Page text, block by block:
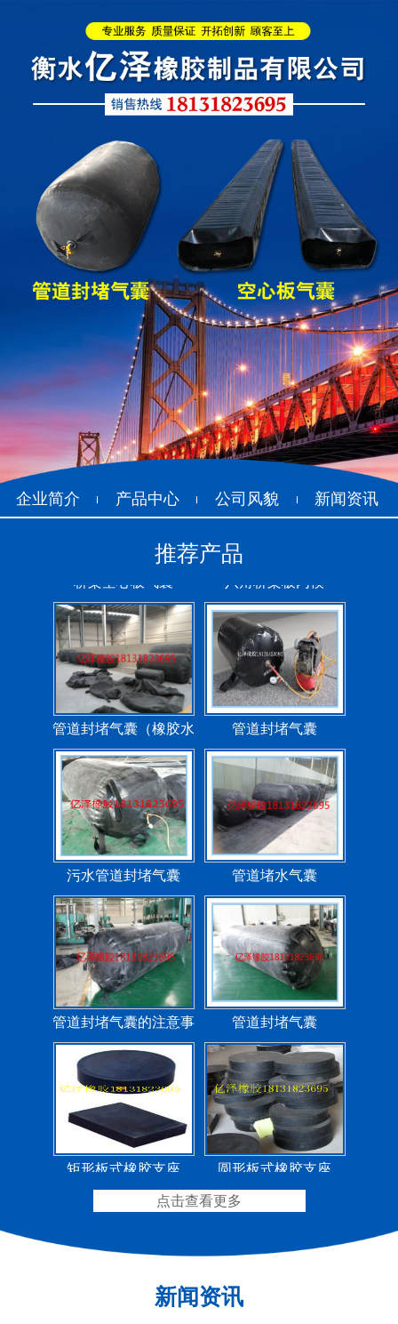
企业简介 产品中心 公司风貌 新闻资讯
推荐产品
管道封堵气囊（橡胶水
堵）
管道封堵气囊
污水管道封堵气囊 管道堵水气囊
管道封堵气囊的注意事
项
管道封堵气囊
矩形板式橡胶支座 圆形板式橡胶支座
圆形四氟板橡胶支座
矩形四氟板滑动橡胶支
点击查看更多
新闻资讯